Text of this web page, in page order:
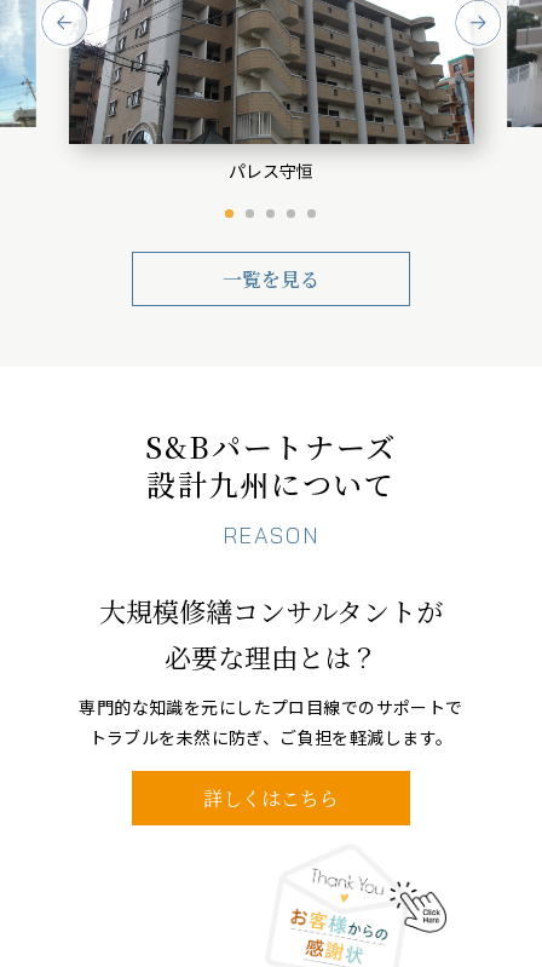
パレス守恒
一覧を見る
S&Bパートナーズ
設計九州について
REASON
大規模修繕コンサルタントが
必要な理由とは？
専門的な知識を元にしたプロ目線でのサポートで
トラブルを未然に防ぎ、ご負担を軽減します。
詳しくはこちら